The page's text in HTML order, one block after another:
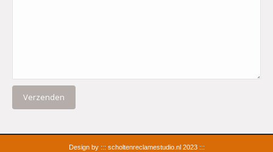
Design by ::: scholtenreclamestudio.nl2023 :::